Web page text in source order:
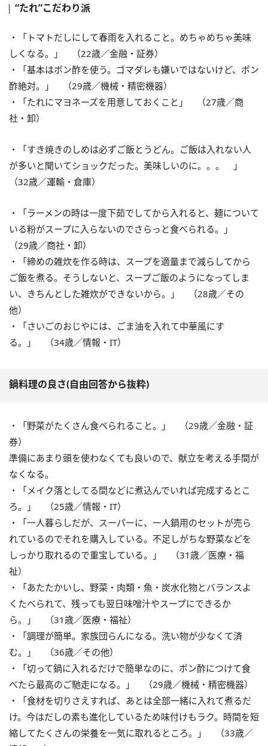
“たれ”こだわり派
・「トマトだしにして春雨を入れること。めちゃめちゃ美味
しくなる。」 （22歳／金融・証券）
・「基本はポン酢を使う。ゴマダレも嫌いではないけど、ポン
酢絶対。」 （29歳／機械・精密機器）
・「たれにマヨネーズを用意しておくこと」 （27歳／商
社・卸）
・「すき焼きのしめは必ずご飯とうどん。ご飯は入れない人
が多いと聞いてショックだった。美味しいのに。。。 」
（32歳／運輸・倉庫）
・「ラーメンの時は一度下茹でしてから入れると、麺について
いる粉がスープに入らないのでさらっと食べられる。」
（29歳／商社・卸）
・「締めの雑炊を作る時は、スープを適量まで減らしてから
ご飯を煮る。そうしないと、スープご飯のようになってしま
い、きちんとした雑炊ができないから。」 （28歳／その
他）
・「さいごのおじやには、ごま油を入れて中華風にす
る。」 （34歳／情報・IT）
鍋料理の良さ(自由回答から抜粋)
・「野菜がたくさん食べられること。」 （29歳／金融・証
券）
準備にあまり頭を使わなくても良いので、献立を考える手間が
なくなる。
・「メイク落としてる間などに煮込んでいれば完成するとこ
ろ。」 （25歳／情報・IT）
・「一人暮らしだが、スーパーに、一人鍋用のセットが売ら
れているのでそれを購入している。不足しがちな野菜などを
しっかり取れるので重宝している。」 （31歳／医療・福
祉）
・「あたたかいし、野菜・肉類・魚・炭水化物とバランスよ
くたべられて、残っても翌日味噌汁やスープにできるか
ら。」 （31歳／医療・福祉）
・「調理が簡単。家族団らんになる。洗い物が少なくて済
む。」 （36歳／その他）
・「切って鍋に入れるだけで簡単なのに、ポン酢につけて食
べたら最高のご馳走になる。」 （29歳／機械・精密機器）
・「食材を切りさえすれば、あとは全部一緒に入れて煮るだ
け。今はだしの素も進化しているため味付けもラク。時間を短
縮してたくさんの栄養を一気に取れるところ。」 （33歳／